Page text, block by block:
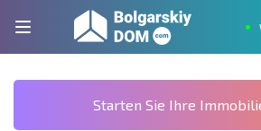
Starten Sie Ihre